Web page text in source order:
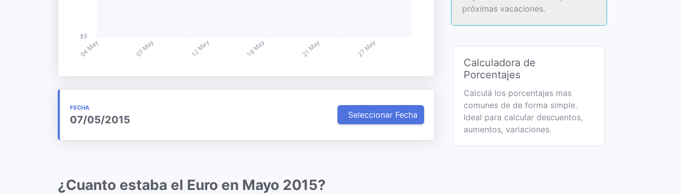
FECHA
07/05/2015 Seleccionar Fecha
¿Cuanto estaba el Euro en Mayo 2015?
próximas vacaciones.
Calculadora de
Porcentajes
Calculá los porcentajes mas
comunes de de forma simple.
Ideal para calcular descuentos,
aumentos, variaciones.